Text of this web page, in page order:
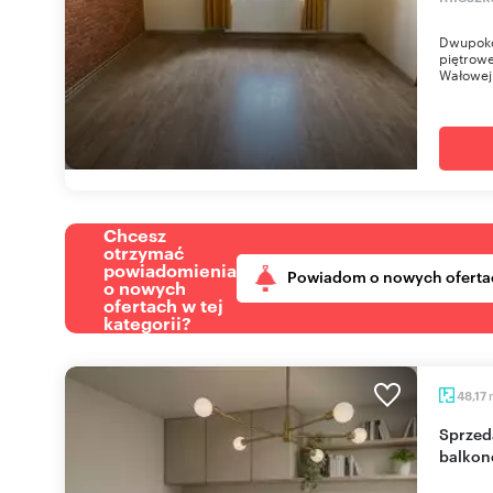
Chcesz
otrzymać
powiadomienia
o nowych
ofertach w tej
kategorii?
Powiadom o nowych
48,17
Sprzedam przestronne 3-pokojowe mieszkanie z